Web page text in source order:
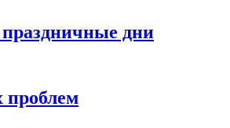
дни
проблем